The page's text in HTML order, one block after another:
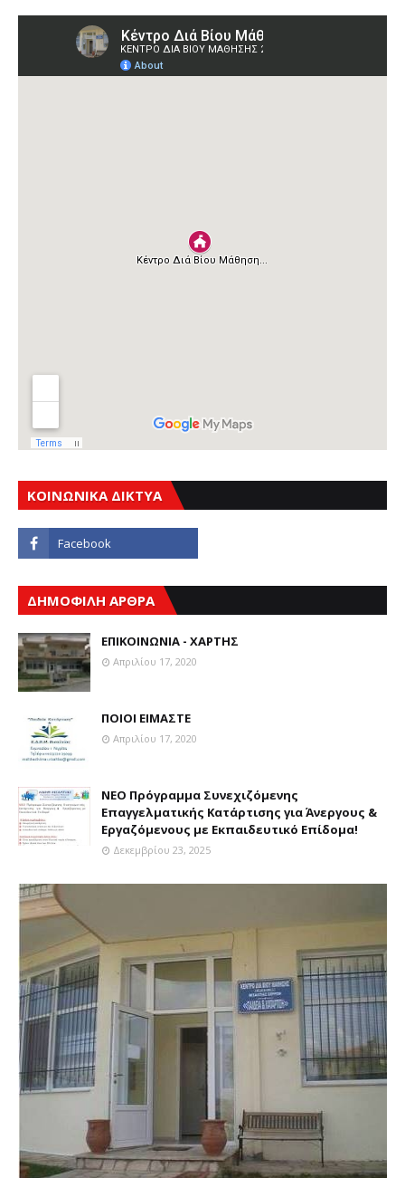
ΚΟΙΝΩΝΙΚΑ ΔΙΚΤΥΑ
ΔΗΜΟΦΙΛΗ ΑΡΘΡΑ
ΕΠΙΚΟΙΝΩΝΙΑ - ΧΑΡΤΗΣ
Απριλίου 17, 2020
ΠΟΙΟΙ ΕΙΜΑΣΤΕ
Απριλίου 17, 2020
ΝΕΟ Πρόγραμμα Συνεχιζόμενης
Επαγγελματικής Κατάρτισης για Άνεργους &
Εργαζόμενους με Εκπαιδευτικό Επίδομα!
Δεκεμβρίου 23, 2025